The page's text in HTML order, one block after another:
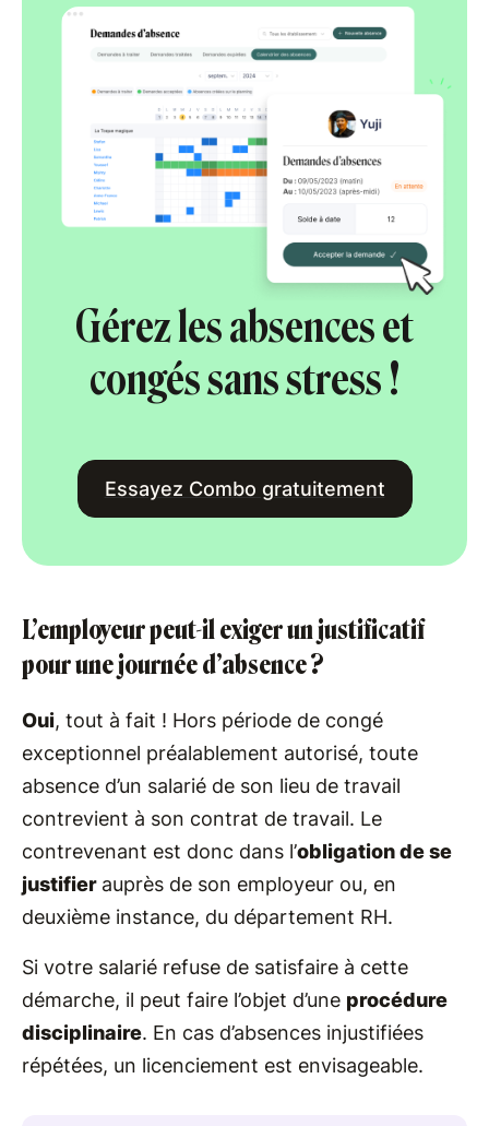
Gérez les absences et
congés sans stress !
Essayez Combo gratuitement
L’employeur peut-il exiger un justificatif
pour une journée d’absence ?
Oui, tout à fait ! Hors période de congé
exceptionnel préalablement autorisé, toute
absence d’un salarié de son lieu de travail
contrevient à son contrat de travail. Le
contrevenant est donc dans l’obligation de se
justifier auprès de son employeur ou, en
deuxième instance, du département RH.
Si votre salarié refuse de satisfaire à cette
démarche, il peut faire l’objet d’une procédure
disciplinaire. En cas d’absences injustifiées
répétées, un licenciement est envisageable.